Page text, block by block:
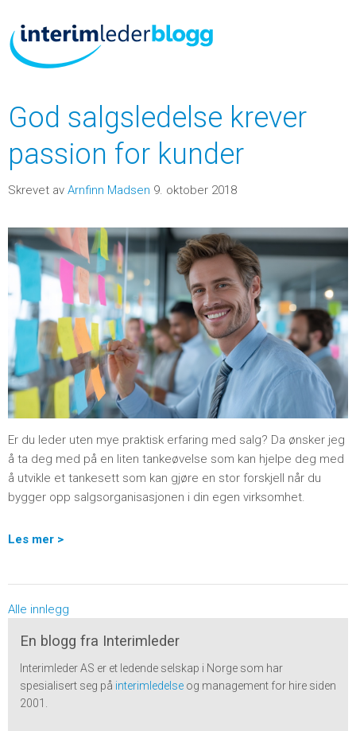
God salgsledelse krever
passion for kunder
Skrevet av Arnfinn Madsen 9. oktober 2018
Er du leder uten mye praktisk erfaring med salg? Da ønsker jeg
å ta deg med på en liten tankeøvelse som kan hjelpe deg med
å utvikle et tankesett som kan gjøre en stor forskjell når du
bygger opp salgsorganisasjonen i din egen virksomhet.
Les mer >
Alle innlegg
En blogg fra Interimleder
Interimleder AS er et ledende selskap i Norge som har
spesialisert seg på interimledelse og management for hire siden
2001.